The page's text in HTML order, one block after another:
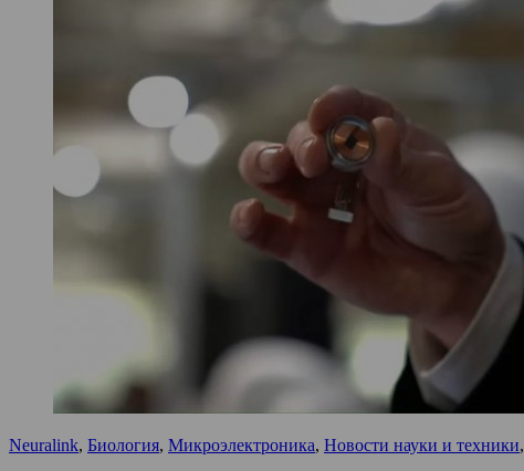
Neuralink, Биология, Микроэлектроника, Новости науки и техники,